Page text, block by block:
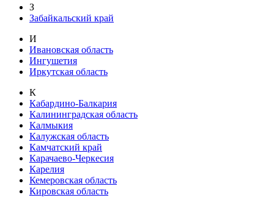
З
Забайкальский край
И
Ивановская область
Ингушетия
Иркутская область
К
Кабардино-Балкария
Калининградская область
Калмыкия
Калужская область
Камчатский край
Карачаево-Черкесия
Карелия
Кемеровская область
Кировская область